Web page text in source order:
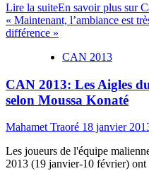
Lire la suiteEn savoir plus sur
« Maintenant, l’ambiance est
différence »
CAN 2013
CAN 2013: Les Aigles
selon Moussa Konaté
Mahamet Traoré 18 janvier
Les joueurs de l'équipe
2013 (19 janvier-10 février) ont